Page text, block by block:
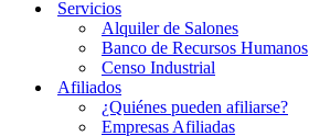
Servicios
Alquiler de Salones
Banco de Recursos Humanos
Censo Industrial
Afiliados
¿Quiénes pueden afiliarse?
Empresas Afiliadas